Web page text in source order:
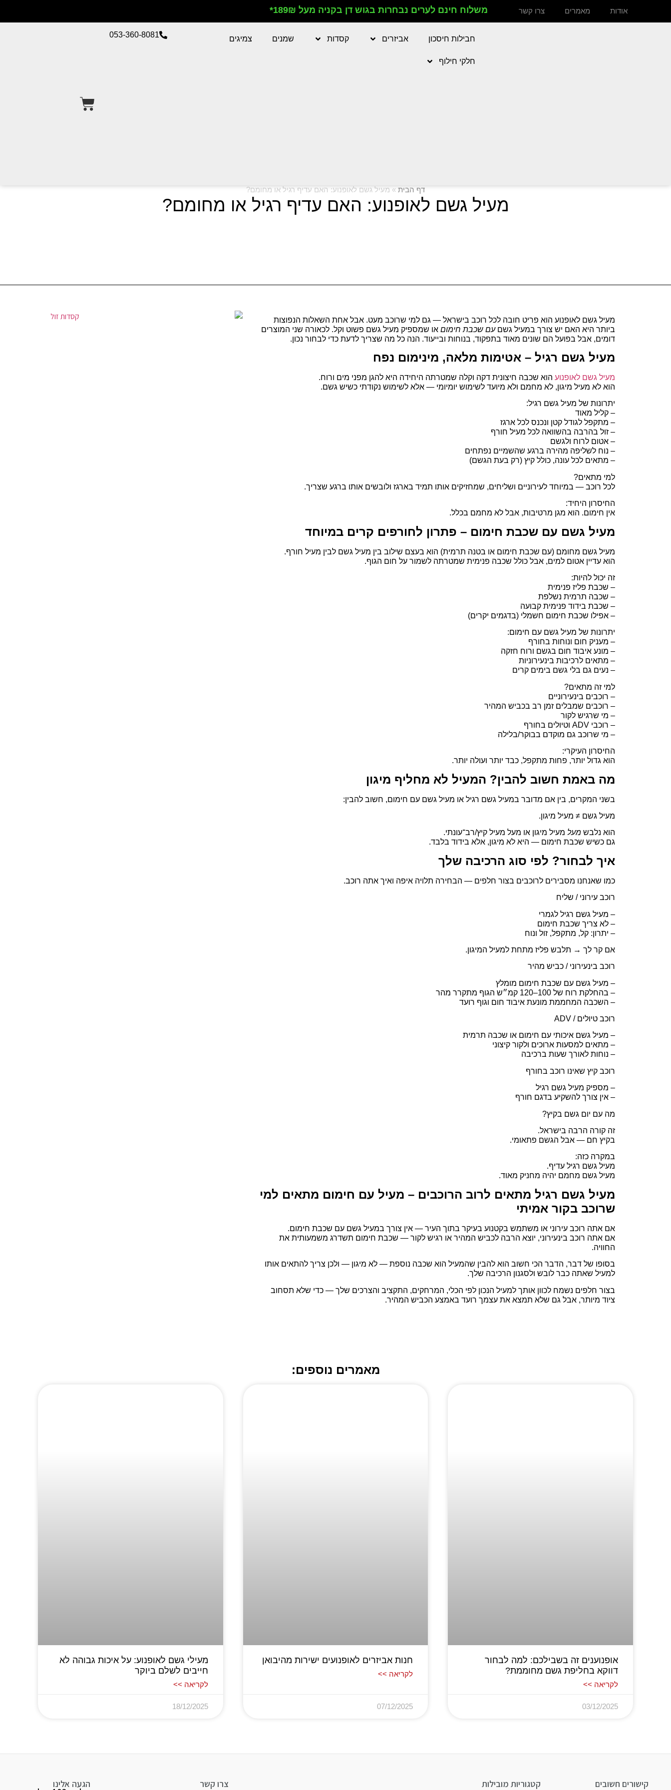
אודות מאמרים צרו קשר משלוח חינם לערים נבחרות בגוש דן בקניה מעל 189₪*
חבילות חיסכון אביזרים קסדות שמנים צמיגים
חלקי חילוף
053-360-8081
דף הבית » מעיל גשם לאופנוע: האם עדיף רגיל או מחומם?
מעיל גשם לאופנוע: האם עדיף רגיל או מחומם?
מעיל גשם לאופנוע הוא פריט חובה לכל רוכב בישראל — גם למי שרוכב מעט. אבל אחת השאלות הנפוצות
ביותר היא האם יש צורך במעיל גשםעם שכבת חימום או שמספיק מעיל גשם פשוט וקל. לכאורה שני המוצרים
דומים, אבל בפועל הם שונים מאוד בתפקוד, בנוחות ובייעוד. הנה כל מה שצריך לדעת כדי לבחור נכון.
מעיל גשם רגיל – אטימות מלאה, מינימום נפח
מעיל גשם לאופנוע הוא שכבה חיצונית דקה וקלה שמטרתה היחידה היא להגן מפני מים ורוח.
הוא לא מעיל מיגון, לא מחמם ולא מיועד לשימוש יומיומי — אלא לשימוש נקודתי כשיש גשם.
יתרונות של מעיל גשם רגיל:
– קליל מאוד
– מתקפל לגודל קטן ונכנס לכל ארגז
– זול בהרבה בהשוואה לכל מעיל חורף
– אטום לרוח ולגשם
– נוח לשליפה מהירה ברגע שהשמיים נפתחים
– מתאים לכל עונה, כולל קיץ (רק בעת הגשם)
למי מתאים?
לכל רוכב — במיוחד לעירוניים ושליחים, שמחזיקים אותו תמיד בארגז ולובשים אותו ברגע שצריך.
החיסרון היחיד:
אין חימום. הוא מגן מרטיבות, אבל לא מחמם בכלל.
מעיל גשם עם שכבת חימום – פתרון לחורפים קרים במיוחד
מעיל גשם מחומם (עם שכבת חימום או בטנה תרמית) הוא בעצם שילוב בין מעיל גשם לבין מעיל חורף.
הוא עדיין אטום למים, אבל כולל שכבה פנימית שמטרתה לשמור על חום הגוף.
זה יכול להיות:
– שכבת פליז פנימית
– שכבה תרמית נשלפת
– שכבת בידוד פנימית קבועה
– אפילו שכבת חימום חשמלי (בדגמים יקרים)
יתרונות של מעיל גשם עם חימום:
– מעניק חום ונוחות בחורף
– מונע איבוד חום בגשם ורוח חזקה
– מתאים לרכיבות בינעירוניות
– נעים גם בלי גשם בימים קרים
למי זה מתאים?
– רוכבים בינעירוניים
– רוכבים שמבלים זמן רב בכביש המהיר
– מי שרגיש לקור
– רוכבי ADV וטיולים בחורף
– מי שרוכב גם מוקדם בבוקר/בלילה
החיסרון העיקרי:
הוא גדול יותר, פחות מתקפל, כבד יותר ועולה יותר.
מה באמת חשוב להבין? המעיל לא מחליף מיגון
בשני המקרים, בין אם מדובר במעיל גשם רגיל או מעיל גשם עם חימום, חשוב להבין:
מעיל גשם ≠ מעיל מיגון.
הוא נלבש מעל מעיל מיגון או מעל מעיל קיץ/רב־עונתי.
גם כשיש שכבת חימום — היא לא מיגון, אלא בידוד בלבד.
איך לבחור? לפי סוג הרכיבה שלך
כמו שאנחנו מסבירים לרוכבים בצור חלפים — הבחירה תלויה איפה ואיך אתה רוכב.
רוכב עירוני / שליח
– מעיל גשם רגיל לגמרי
– לא צריך שכבת חימום
– יתרון: קל, מתקפל, זול ונוח
אם קר לך → תלבש פליז מתחת למעיל המיגון.
רוכב בינעירוני / כביש מהיר
– מעיל גשם עם שכבת חימום מומלץ
– בהחלקת רוח של 100–120 קמ״ש הגוף מתקרר מהר
– השכבה המחממת מונעת איבוד חום וגוף רועד
רוכב טיולים / ADV
– מעיל גשם איכותי עם חימום או שכבה תרמית
– מתאים למסעות ארוכים ולקור קיצוני
– נוחות לאורך שעות ברכיבה
רוכב קיץ שאינו רוכב בחורף
– מספיק מעיל גשם רגיל
– אין צורך להשקיע בדגם חורף
מה עם יום גשם בקיץ?
זה קורה הרבה בישראל.
בקיץ חם — אבל הגשם פתאומי.
במקרה כזה:
מעיל גשם רגיל עדיף.
מעיל גשם מחמם יהיה מחניק מאוד.
מעיל גשם רגיל מתאים לרוב הרוכבים – מעיל עם חימום מתאים למי
שרוכב בקור אמיתי
אם אתה רוכב עירוני או משתמש בקטנוע בעיקר בתוך העיר — אין צורך במעיל גשם עם שכבת חימום.
אם אתה רוכב בינעירוני, יוצא הרבה לכביש המהיר או רגיש לקור — שכבת חימום תשדרג משמעותית את
החוויה.
בסופו של דבר, הדבר הכי חשוב הוא להבין שהמעיל הוא שכבה נוספת — לא מיגון — ולכן צריך להתאים אותו
למעיל שאתה כבר לובש ולסגנון הרכיבה שלך.
בצור חלפים נשמח לכוון אותך למעיל הנכון לפי הכלי, המרחקים, התקציב והצרכים שלך — כדי שלא תסחוב
ציוד מיותר, אבל גם שלא תמצא את עצמך רועד באמצע הכביש המהיר.
מאמרים נוספים:
אופנוענים זה בשבילכם: למה לבחור
דווקא בחליפת גשם מחוממת?
לקריאה >>
03/12/2025
חנות אביזרים לאופנועים ישירות מהיבואן
לקריאה >>
07/12/2025
מעילי גשם לאופנוע: על איכות גבוהה לא
חייבים לשלם ביוקר
לקריאה >>
18/12/2025
קישורים חשובים קטגוריות מובילות צרו קשר הגעה אלינו